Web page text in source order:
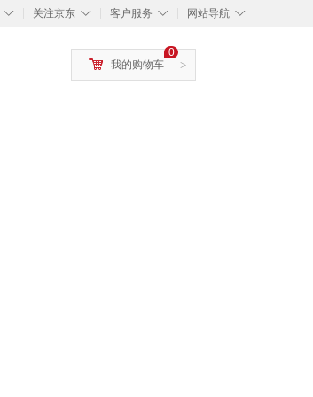
◇ ◇
关注京东 ◇
客户服务 ◇
网站导航
>
0
我的购物车